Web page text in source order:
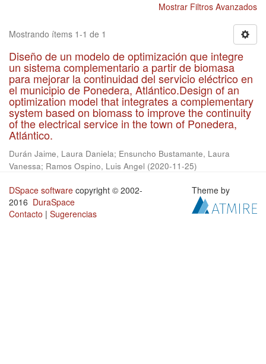
Mostrar Filtros Avanzados
Mostrando ítems 1-1 de 1
Diseño de un modelo de optimización que integre
un sistema complementario a partir de biomasa
para mejorar la continuidad del servicio eléctrico en
el municipio de Ponedera, Atlántico.Design of an
optimization model that integrates a complementary
system based on biomass to improve the continuity
of the electrical service in the town of Ponedera,
Atlántico.
Durán Jaime, Laura Daniela; Ensuncho Bustamante, Laura
Vanessa; Ramos Ospino, Luis Angel (2020-11-25)
DSpace software copyright © 2002-
2016 DuraSpace
Contacto | Sugerencias
Theme by